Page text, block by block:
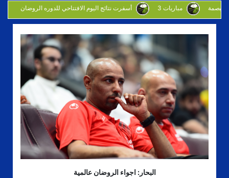
أسفرت نتائج اليوم الافتتاحي للدوره الروضان 3 مباريات
البحار: اجواء الروضان عالمية